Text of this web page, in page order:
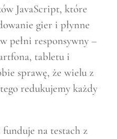
JavaScript, które
gier i płynne
pełni responsywny –
tabletu i
sprawę, że wielu z
redukujemy każdy
na testach z